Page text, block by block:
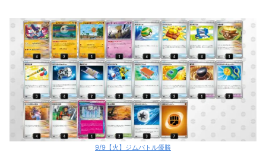
9/9【火】ジムバトル優勝